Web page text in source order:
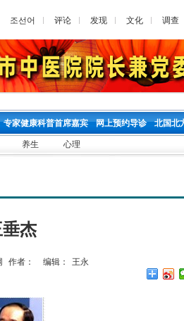
조선어 评论 发现 文化 调查
专家健康科普首席嘉宾 网上预约导诊 北国北
养生 心理
杰
作者： 编辑： 王永